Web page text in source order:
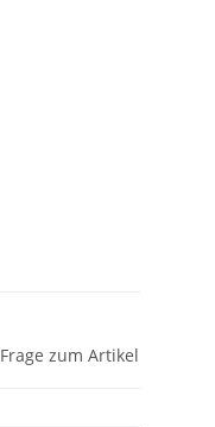
Frage zum Artikel